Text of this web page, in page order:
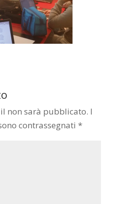
non sarà pubblicato. I
contrassegnati *